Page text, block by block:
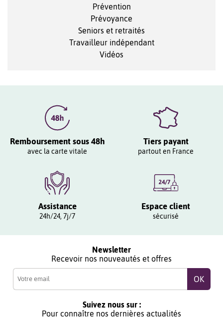
Prévention
Prévoyance
Seniors et retraités
Travailleur indépendant
Vidéos
Remboursement sous 48h
avec la carte vitale
Tiers payant
partout en France
Assistance
24h/24, 7j/7
Espace client
sécurisé
Newsletter
Recevoir nos nouveautés et offres
Suivez nous sur :
Pour connaître nos dernières actualités